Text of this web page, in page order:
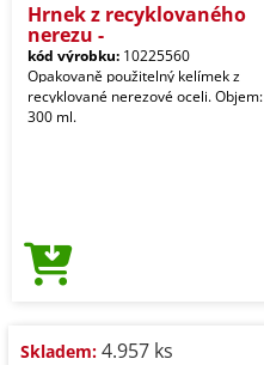
Hrnek z recyklovaného
nerezu -
kód výrobku: 10225560
Opakovaně použitelný kelímek z
recyklované nerezové oceli. Objem:
300 ml.
Skladem: 4.957 ks